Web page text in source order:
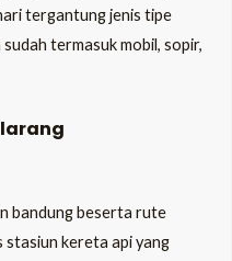
tergantung jenis tipe
termasuk mobil, sopir,
bandung beserta rute
stasiun kereta api yang